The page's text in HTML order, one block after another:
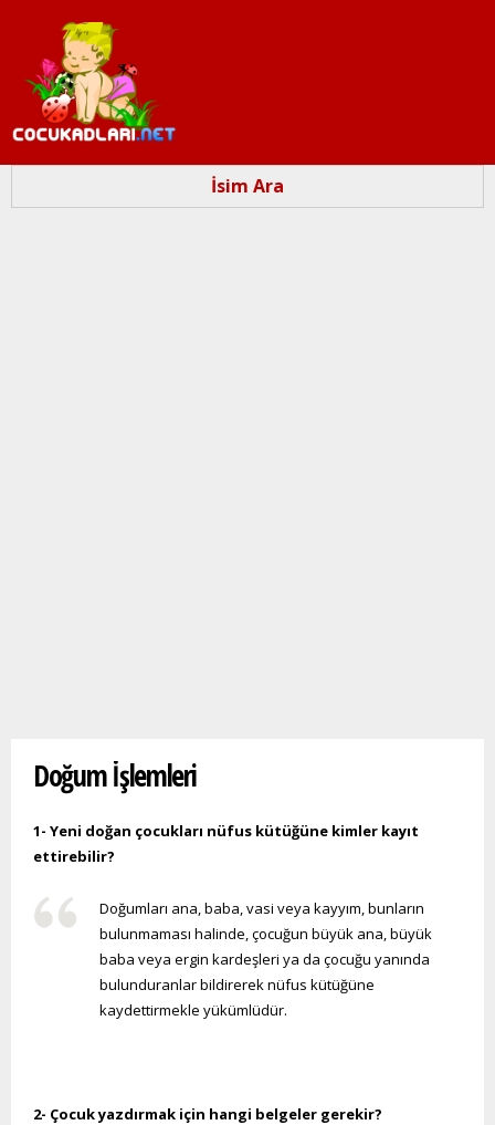
İsim Ara
Doğum İşlemleri
1- Yeni doğan çocukları nüfus kütüğüne kimler kayıt
ettirebilir?
Doğumları ana, baba, vasi veya kayyım, bunların
bulunmaması halinde, çocuğun büyük ana, büyük
baba veya ergin kardeşleri ya da çocuğu yanında
bulunduranlar bildirerek nüfus kütüğüne
kaydettirmekle yükümlüdür.
2- Çocuk yazdırmak için hangi belgeler gerekir?